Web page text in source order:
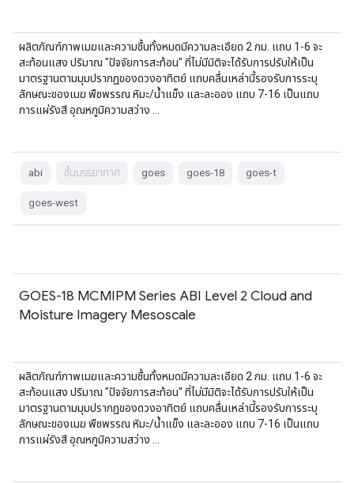
ผลิตภัณฑ์ภาพเมฆและความชื้นทั้งหมดมีความละเอียด 2 กม. แถบ 1-6 จะ
สะท้อนแสง ปริมาณ "ปัจจัยการสะท้อน" ที่ไม่มีมิติจะได้รับการปรับให้เป็น
มาตรฐานตามมุมปรากฏของดวงอาทิตย์ แถบคลื่นเหล่านี้รองรับการระบุ
ลักษณะของเมฆ พืชพรรณ หิมะ/น้ำแข็ง และละออง แถบ 7-16 เป็นแถบ
การแผ่รังสี อุณหภูมิความสว่าง …
abi ชั้นบรรยากาศ goes goes-18 goes-t
goes-west
GOES-18 MCMIPM Series ABI Level 2 Cloud and
Moisture Imagery Mesoscale
ผลิตภัณฑ์ภาพเมฆและความชื้นทั้งหมดมีความละเอียด 2 กม. แถบ 1-6 จะ
สะท้อนแสง ปริมาณ "ปัจจัยการสะท้อน" ที่ไม่มีมิติจะได้รับการปรับให้เป็น
มาตรฐานตามมุมปรากฏของดวงอาทิตย์ แถบคลื่นเหล่านี้รองรับการระบุ
ลักษณะของเมฆ พืชพรรณ หิมะ/น้ำแข็ง และละออง แถบ 7-16 เป็นแถบ
การแผ่รังสี อุณหภูมิความสว่าง …